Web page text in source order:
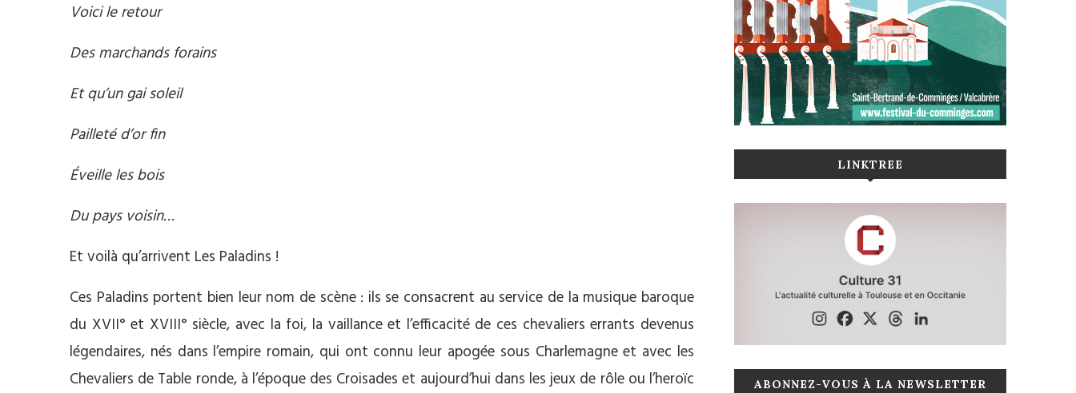
Voici le retour
Des marchands forains
Et qu’un gai soleil
Pailleté d’or fin
Éveille les bois
Du pays voisin…
Et voilà qu’arrivent Les Paladins !
Ces Paladins portent bien leur nom de scène : ils se consacrent au service de la musique baroque
du XVII° et XVIII° siècle, avec la foi, la vaillance et l’efficacité de ces chevaliers errants devenus
légendaires, nés dans l’empire romain, qui ont connu leur apogée sous Charlemagne et avec les
Chevaliers de Table ronde, à l’époque des Croisades et aujourd’hui dans les jeux de rôle ou l’heroïc
LINKTREE
ABONNEZ-VOUS À LA NEWSLETTER